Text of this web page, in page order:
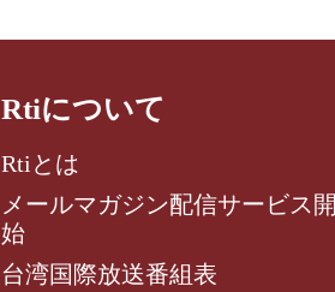
Rtiについて
Rtiとは
メールマガジン配信サービス開
始
台湾国際放送番組表